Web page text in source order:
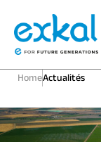
HomeActualités